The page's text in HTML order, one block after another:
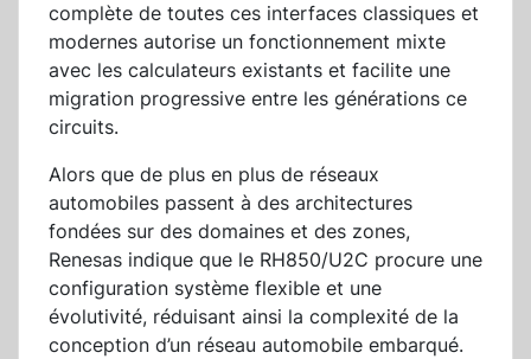
complète de toutes ces interfaces classiques et
modernes autorise un fonctionnement mixte
avec les calculateurs existants et facilite une
migration progressive entre les générations ce
circuits.
Alors que de plus en plus de réseaux
automobiles passent à des architectures
fondées sur des domaines et des zones,
Renesas indique que le RH850/U2C procure une
configuration système flexible et une
évolutivité, réduisant ainsi la complexité de la
conception d’un réseau automobile embarqué.